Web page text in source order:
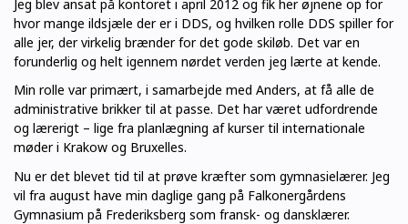
Jeg blev ansat på kontoret i april 2012 og fik her øjnene op for
hvor mange ildsjæle der er i DDS, og hvilken rolle DDS spiller for
alle jer, der virkelig brænder for det gode skiløb. Det var en
forunderlig og helt igennem nørdet verden jeg lærte at kende.
Min rolle var primært, i samarbejde med Anders, at få alle de
administrative brikker til at passe. Det har været udfordrende
og lærerigt – lige fra planlægning af kurser til internationale
møder i Krakow og Bruxelles.
Nu er det blevet tid til at prøve kræfter som gymnasielærer. Jeg
vil fra august have min daglige gang på Falkonergårdens
Gymnasium på Frederiksberg som fransk- og dansklærer.